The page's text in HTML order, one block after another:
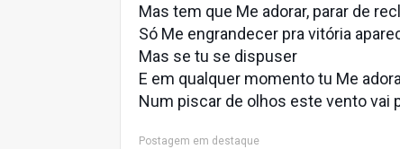
Mas tem que Me adorar, parar de
Só Me engrandecer pra vitória
Mas se tu se dispuser
E em qualquer momento tu Me
Num piscar de olhos este vento vai
Postagem em destaque